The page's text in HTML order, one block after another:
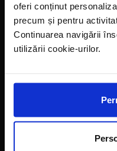
oferi conținut
precum și pentru
Continuarea navigării
utilizării cookie-urilor.
LaDoiPași Extra
Hora reciclării
Contact
Franciza LaDoiPași